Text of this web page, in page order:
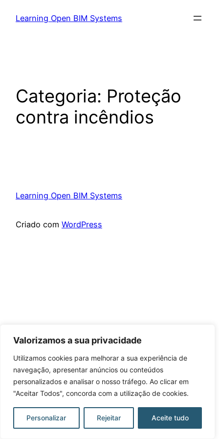
Valorizamos a sua privacidade
Utilizamos cookies para melhorar a sua experiência de
navegação, apresentar anúncios ou conteúdos
personalizados e analisar o nosso tráfego. Ao clicar em
"Aceitar Todos", concorda com a utilização de cookies.
Personalizar Rejeitar Aceite tudo
Learning Open BIM Systems
Categoria: Proteção
contra incêndios
Learning Open BIM Systems
Criado com WordPress